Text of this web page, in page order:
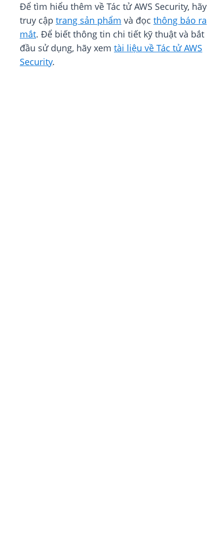
Để tìm hiểu thêm về Tác tử AWS Security, hãy
truy cập trang sản phẩm và đọc thông báo ra
mắt. Để biết thông tin chi tiết kỹ thuật và bắt
đầu sử dụng, hãy xem tài liệu về Tác tử AWS
Security.